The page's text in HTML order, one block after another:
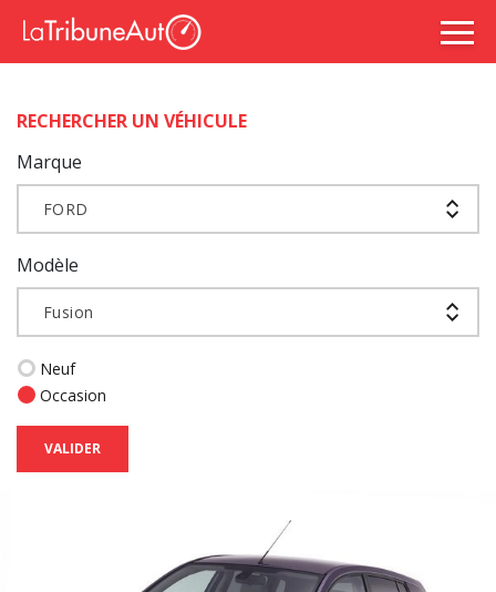
RECHERCHER UN VÉHICULE
Marque
FORD
Modèle
Fusion
Neuf
Occasion
VALIDER